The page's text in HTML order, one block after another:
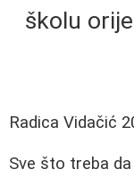
školu
Radica Vidačić
Sve što treba